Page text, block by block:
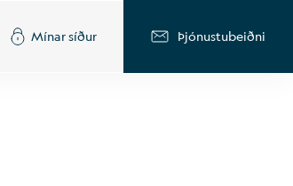
Mínar síður Þjónustubeiðni